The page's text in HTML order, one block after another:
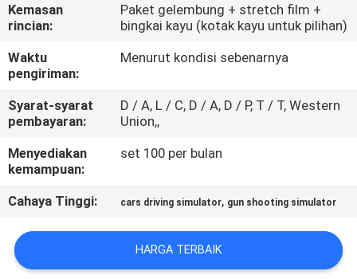
KONTROL
KUALITAS
HUBUNGI
BERITA
KASUS
Kemasan
rincian:
Paket gelembung + stretch film +
bingkai kayu (kotak kayu untuk pilihan)
Waktu
pengiriman:
Menurut kondisi sebenarnya
Syarat-syarat
pembayaran:
D / A, L / C, D / A, D / P, T / T, Western
Union,,
Menyediakan
kemampuan:
set 100 per bulan
Cahaya Tinggi: cars driving simulator, gun shooting simulator
HARGA TERBAIK